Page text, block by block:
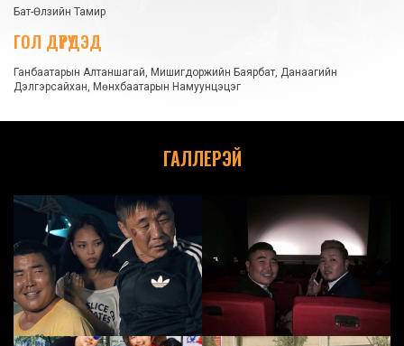
Бат-Өлзийн Тамир
ГОЛ ДҮРҮҮДЭД
Ганбаатарын Алтаншагай, Мишигдоржийн Баярбат, Данаагийн
Дэлгэрсайхан, Мөнхбаатарын Намуунцэцэг
ГАЛЛЕРЭЙ